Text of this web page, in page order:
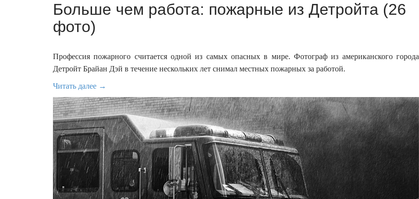
Больше чем работа: пожарные из Детройта (26
фото)
Профессия пожарного считается одной из самых опасных в мире. Фотограф из американского города
Детройт Брайан Дэй в течение нескольких лет снимал местных пожарных за работой.
Читать далее →